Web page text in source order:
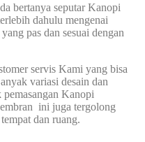
bertanya seputar Kanopi
dahulu mengenai
pas dan sesuai dengan
servis Kami yang bisa
variasi desain dan
Kanopi
ini juga tergolong
dan ruang.